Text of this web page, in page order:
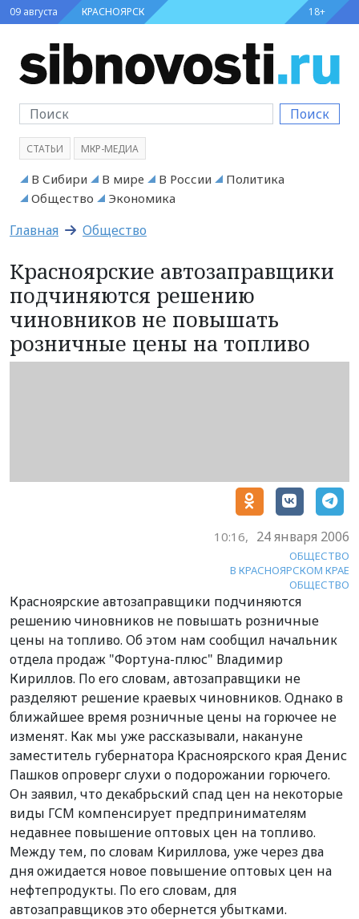
09 августа КРАСНОЯРСК 18+
Поиск
СТАТЬИ МКР-МЕДИА
В Сибири В мире В России
Политика
Общество
Экономика
Главная Общество
Красноярские автозаправщики
подчиняются решению
чиновников не повышать
розничные цены на топливо
10:16, 24 января 2006
ОБЩЕСТВО
В КРАСНОЯРСКОМ КРАЕ
ОБЩЕСТВО
Красноярские автозаправщики подчиняются
решению чиновников не повышать розничные
цены на топливо. Об этом нам сообщил начальник
отдела продаж "Фортуна-плюс" Владимир
Кириллов. По его словам, автозаправщики не
разделяют решение краевых чиновников. Однако в
ближайшее время розничные цены на горючее не
изменят. Как мы уже рассказывали, накануне
заместитель губернатора Красноярского края Денис
Пашков опроверг слухи о подорожании горючего.
Он заявил, что декабрьский спад цен на некоторые
виды ГСМ компенсирует предпринимателям
недавнее повышение оптовых цен на топливо.
Между тем, по словам Кириллова, уже через два
дня ожидается новое повышение оптовых цен на
нефтепродукты. По его словам, для
автозаправщиков это обернется убытками.